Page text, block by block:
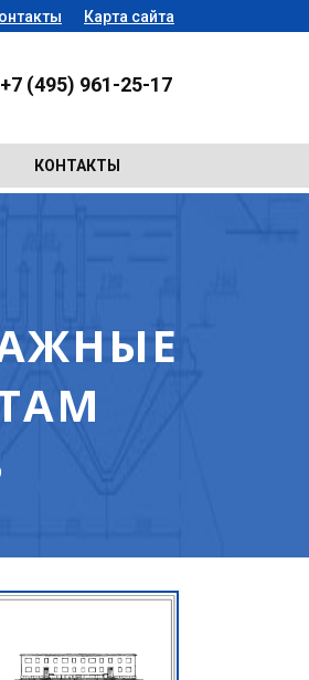
Карта сайта
+7 (495) 961-25-17
КОНТАКТЫ